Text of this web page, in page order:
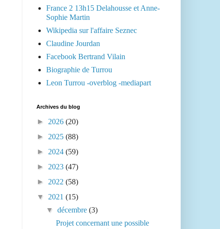
France 2 13h15 Delahousse et Anne-
Sophie Martin
Wikipedia sur l'affaire Seznec
Claudine Jourdan
Facebook Bertrand Vilain
Biographie de Turrou
Leon Turrou -overblog -mediapart
Archives du blog
► 2026 (20)
► 2025 (88)
► 2024 (59)
► 2023 (47)
► 2022 (58)
▼ 2021 (15)
▼décembre(3)
Projet concernant une possible